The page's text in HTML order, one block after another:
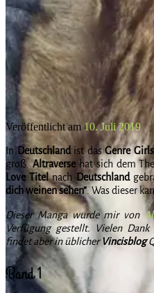
Veröffentlicht am 10. Juli 2019
In Deutschlandist dasGenre
groß.Altraversehat sich dem
Love Titelnach Deutschland
dich weinen sehen”. Was dieser
Dieser Manga wurde mir von
Verfügung gestellt. Vielen
findet aber in üblicherVincisblog
Band 1